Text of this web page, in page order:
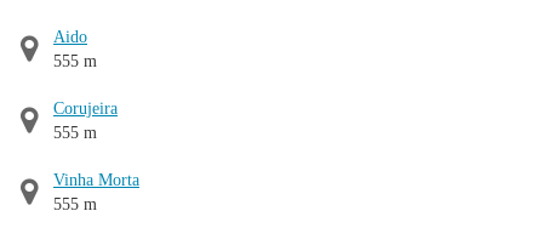
Aido
555 m
Corujeira
555 m
Vinha Morta
555 m